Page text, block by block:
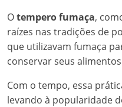
Otempero fumaça,
raízes nas tradições de
que utilizavam fumaça
conservar seus
Com o tempo, essa
levando à popularidade